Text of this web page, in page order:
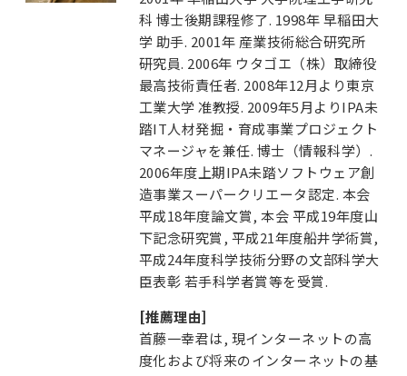
科 博士後期課程修了. 1998年 早稲田大
学 助手. 2001年 産業技術総合研究所
研究員. 2006年 ウタゴエ（株）取締役
最高技術責任者. 2008年12月より東京
工業大学 准教授. 2009年5月よりIPA未
踏IT人材発掘・育成事業プロジェクト
マネージャを兼任. 博士（情報科学）.
2006年度上期IPA未踏ソフトウェア創
造事業スーパークリエータ認定. 本会
平成18年度論文賞, 本会 平成19年度山
下記念研究賞, 平成21年度船井学術賞,
平成24年度科学技術分野の文部科学大
臣表彰 若手科学者賞等を受賞.
[推薦理由]
首藤一幸君は, 現インターネットの高
度化および将来のインターネットの基